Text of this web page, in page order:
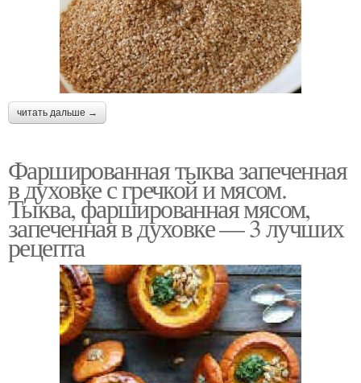
Тыква с медом Тыква с чесноком
Халва из тыквы
Манная каша Каша на литре
Каша без комочков Каша с грушей
Каша со сливками Каша на литр
читать дальше →
Фаршированная тыква запеченная
в духовке с гречкой и мясом.
Тыква, фаршированная мясом,
запеченная в духовке — 3 лучших
рецепта